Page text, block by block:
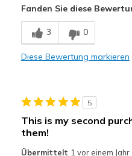
Width
Feels
Sizing
View On Shoes
Fanden Sie diese
3 0
Diese Bewertung markieren
5
This is my second
them!
Übermittelt 1 vor einem Jahr